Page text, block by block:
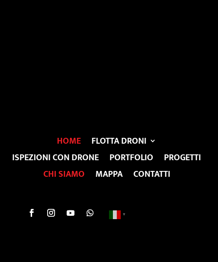
HOME
FLOTTA DRONI
ISPEZIONI CON DRONE
PORTFOLIO
PROGETTI
CHI SIAMO
MAPPA CONTATTI
▼